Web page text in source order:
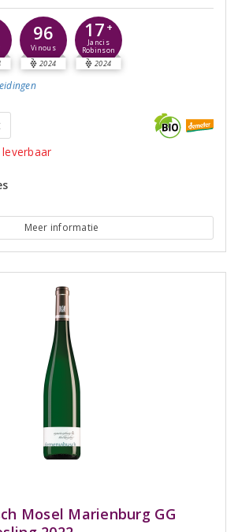
96
Vinous
2024
17 +
Jancis
Robinson
2024
Meer informatie
Mosel Marienburg GG